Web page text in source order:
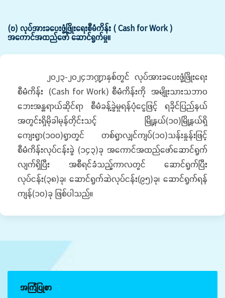
(ဎ) လုပ်အားခပေးဖွံ့ဖြိုးရေးစီမံကိန်း ( Cash for Work )
အကောင်အထည်ဖော် ဆောင်ရွက်မှု။
၂၀၂၃-၂၀၂၄ဘဏ္ဍာနှစ်တွင် လုပ်အားခပေးဖွံ့ဖြိုးရေး
စီမံကိန်း (Cash for Work) စီမံကိန်းကို အမျိုးသားသဘာဝ
ဘေးအန္တရာယ်ဆိုင်ရာ စီမံခန့်ခွဲမှုရန်ပုံငွေဖြင့် ရခိုင်ပြည်နယ်
အတွင်းရှိမိုခါမုန်တိုင်းသင့် မြို့နယ်(၁၀)မြို့နယ်ရှိ
ကျေးရွာ(၁၀၀)ရွာတွင် တစ်ရွာလျှင်ကျပ်(၁၀)သန်းနှုန်းဖြင့်
စီမံကိန်းလုပ်ငန်းခွဲ (၁၄၃)ခု အကောင်အထည်ဖော်ဆောင်ရွက်
လျက်ရှိပြီး အစီရင်ခံသည့်ကာလတွင် ဆောင်ရွက်ပြီး
လုပ်ငန်း(၃၈)ခု၊ ဆောင်ရွက်ဆဲလုပ်ငန်း(၉၅)ခု၊ ဆောင်ရွက်ရန်
ကျန်(၁၀)ခု ဖြစ်ပါသည်။
အကြံပြုစာ